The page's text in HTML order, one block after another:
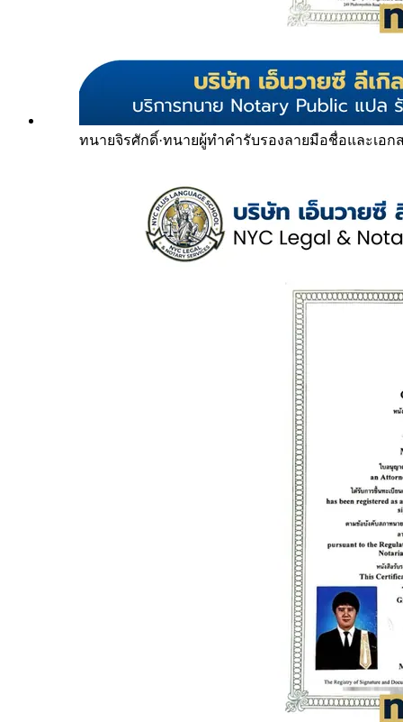
ทนายจิรศักดิ์·ทนายผู้ทำคำรับรองลายมือชื่อและเอก